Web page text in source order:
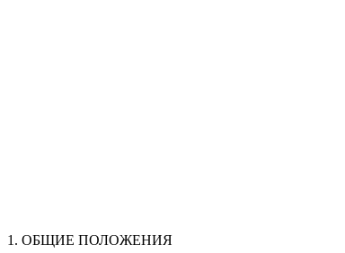
1. ОБЩИЕ ПОЛОЖЕНИЯ